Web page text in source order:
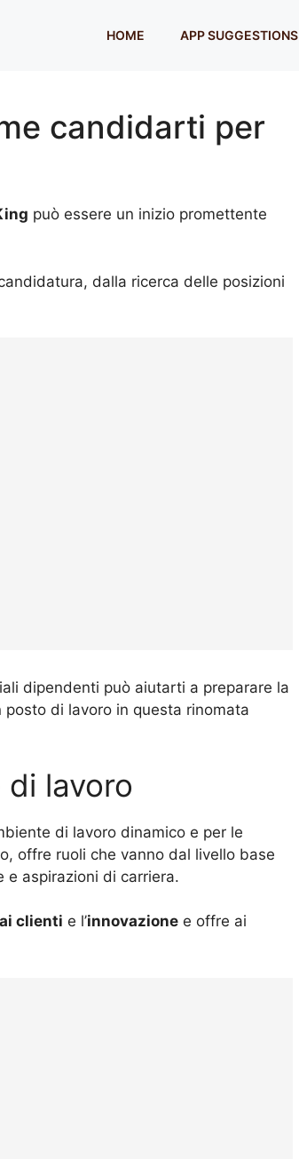
HOME APP SUGGESTIONS
candidarti per
può essere un inizio promettente
dalla ricerca delle posizioni
dipendenti può aiutarti a preparare la
di lavoro in questa rinomata
lavoro
di lavoro dinamico e per le
offre ruoli che vanno dal livello base
aspirazioni di carriera.
clienti e l’innovazione e offre ai